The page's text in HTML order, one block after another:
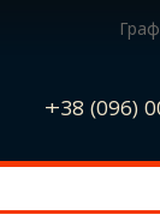
+38 (096)